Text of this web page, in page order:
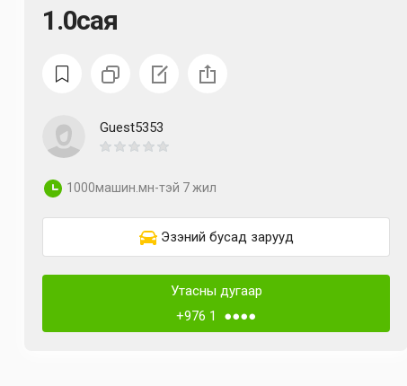
1.0сая
Guest5353
1000машин.мн-тэй 7 жил
Эзэний бусад зарууд
Утасны дугаар
+976 1 ●●●●